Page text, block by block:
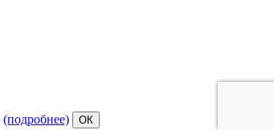
(подробнее) ОК